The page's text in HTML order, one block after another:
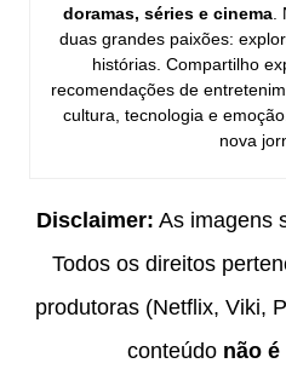
doramas, séries e cinema.
duas grandes paixões:
histórias. Compartilho
recomendações de
cultura, tecnologia e
nova
Disclaimer: As imagens
Todos os direitos
produtoras (Netflix, Viki,
conteúdo não